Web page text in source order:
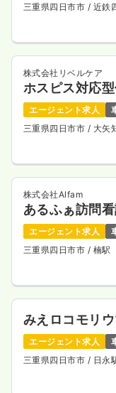
三重県四日市市 / 近鉄
株式会社リベルケア
ホスピス対応
エージェント求人
三重県四日市市 / 大矢
株式会社Alfam
あるふぁ訪問
エージェント求人
三重県四日市市 / 楠駅
みえロコモリ
エージェント求人
三重県四日市市 / 日永